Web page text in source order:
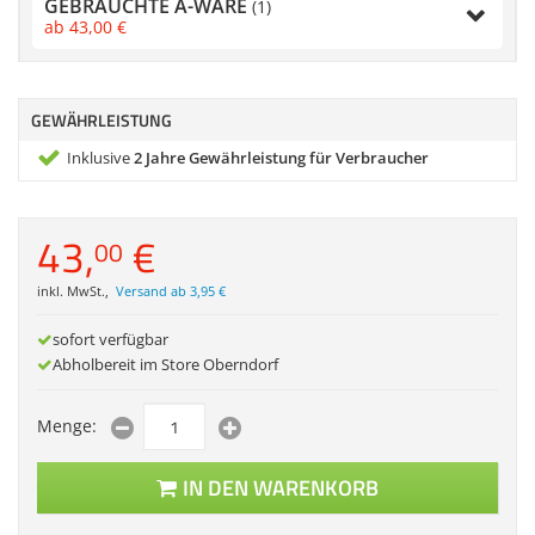
GEBRAUCHTE A-WARE (1)
ab 43,00 €
GEWÄHRLEISTUNG
Inklusive2 Jahre Gewährleistung für Verbraucher
43,00 €
inkl. MwSt., Versand ab 3,95 €
sofort verfügbar
Abholbereit im Store Oberndorf
Menge:
IN DEN WARENKORB